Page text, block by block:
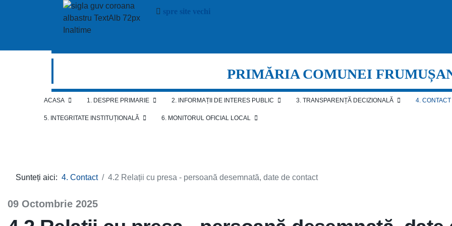
spre site vechi
PRIMĂRIA COMUNEI
ACASA 1. DESPRE PRIMARIE 2. INFORMAȚII DE INTERES PUBLIC 3. TRANSPARENȚĂ DECIZIONALĂ 4. CONTACT
5. INTEGRITATE INSTITUȚIONALĂ 6. MONITORUL OFICIAL LOCAL
Sunteți aici: 4. Contact 4.2 Relații cu presa - persoană desemnată, date de contact
09 Octombrie 2025